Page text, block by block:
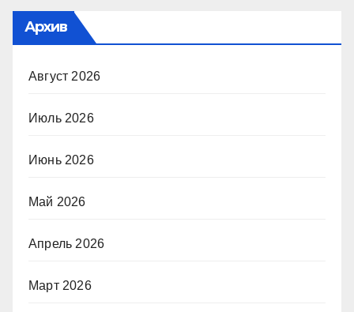
Архив
Август 2026
Июль 2026
Июнь 2026
Май 2026
Апрель 2026
Март 2026